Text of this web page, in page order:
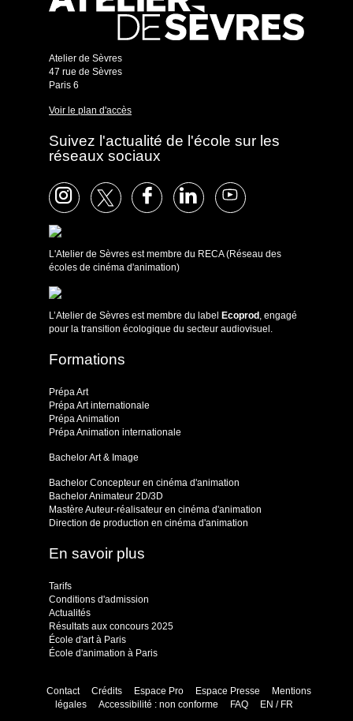
Atelier de Sèvres
47 rue de Sèvres
Paris 6
Voir le plan d'accès
Suivez l'actualité de l'école sur les
réseaux sociaux
L'Atelier de Sèvres est membre du RECA (Réseau des
écoles de cinéma d'animation)
L’Atelier de Sèvres est membre du label Ecoprod , engagé
pour la transition écologique du secteur audiovisuel.
Formations
Prépa Art
Prépa Art internationale
Prépa Animation
Prépa Animation internationale
Bachelor Art & Image
Bachelor Concepteur en cinéma d'animation
Bachelor Animateur 2D/3D
Mastère Auteur-réalisateur en cinéma d'animation
Direction de production en cinéma d'animation
En savoir plus
Tarifs
Conditions d'admission
Actualités
Résultats aux concours 2025
École d'art à Paris
École d'animation à Paris
Contact Crédits Espace Pro Espace Presse
Mentions
légales
Accessibilité : non conforme FAQ EN / FR